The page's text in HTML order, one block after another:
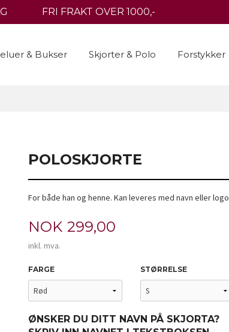
FRI FRAKT OVER 1000,-
& Bukser Skjorter & Polo Forstykker
POLOSKJORTE
For både han og henne. Kan leveres med navn eller logo
Pris
NOK 299,00
inkl. mva.
FARGE STØRRELSE
ØNSKER DU DITT NAVN PÅ SKJORTA?